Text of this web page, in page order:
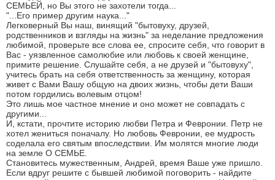
СЕМЬЕЙ, но Вы этого не захотели тогда...
"...Его пример другим наука..."
Легковерный Вы наш, винящий "бытовуху, друзей,
родственников и взгляды на жизнь" за неделание предложения
любимой, проверьте все слова ее, спросите себя, что говорит в
Вас - уязвленное самолюбие или любовь к своей женщине,
примите решение. Слушайте себя, а не друзей и "бытовуху",
учитесь брать на себя ответственность за женщину, которая
живет с Вами Вашу общую на двоих жизнь, чтобы дети Ваши
потом гордились волевым отцом!
Это лишь мое частное мнение и оно может не совпадать с
другими...
И, кстати, прочтите историю любви Петра и Февронии. Петр не
хотел жениться поначалу. Но любовь Февронии, ее мудрость
соделала его святым впоследствии. Им молятся многие люди
на земле О СЕМЬЕ.
Становитесь мужественным, Андрей, время Ваше уже пришло.
Если вдруг решите с бывшей любимой поговорить - найдите